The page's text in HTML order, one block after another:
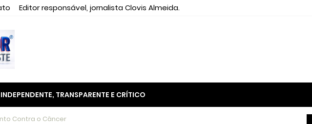
Editor responsável, jornalista Clovis Almeida.
TRANSPARENTE E CRÍTICO
Contra o Câncer